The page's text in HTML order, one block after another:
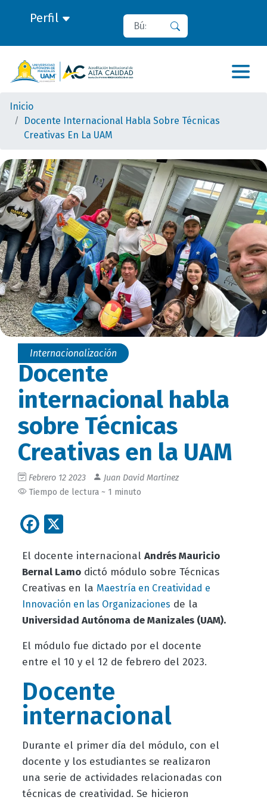
Perfil Buscar
Inicio
Docente Internacional Habla Sobre Técnicas
Creativas En La UAM
Internacionalización
Docente
internacional habla
sobre Técnicas
Creativas en la UAM
Febrero 12 2023
Juan David Martinez
Tiempo de lectura ~ 1 minuto
Facebook
El docente internacional Andrés Mauricio
Bernal Lamodictó módulo sobre Técnicas
Creativas en la Maestría en Creatividad e
Innovación en las Organizaciones de la
Universidad Autónoma de Manizales (UAM).
El módulo fue dictado por el docente
entre el 10 y el 12 de febrero del 2023.
Docente
internacional
Durante el primer día del módulo, con el
docente y los estudiantes se realizaron
una serie de actividades relacionadas con
técnicas de creatividad. Se hicieron